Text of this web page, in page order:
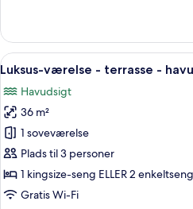
havudsigt
suite
2
-
terrasse
havudsigt
Indlæs
alle
billeder
af
Luksus-
værelse
-
terrasse
5
Luksus-værelse - terrasse -
Havudsigt
36 m²
1 soveværelse
Plads til 3 personer
1 kingsize-seng ELLER 2
Gratis Wi-Fi